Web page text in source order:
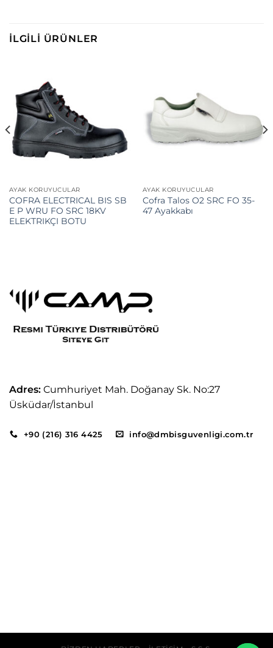
İLGILI ÜRÜNLER
AYAK KORUYUCULAR
COFRA ELECTRICAL BIS SB
E P WRU FO SRC 18KV
ELEKTRIKÇI BOTU
AYAK KORUYUCULAR
Cofra Talos O2 SRC FO 35-
47 Ayakkabı
Adres: Cumhuriyet Mah. Doğanay Sk. No:27
Üsküdar/İstanbul
+90 (216) 316 4425 info@dmbisguvenligi.com.tr